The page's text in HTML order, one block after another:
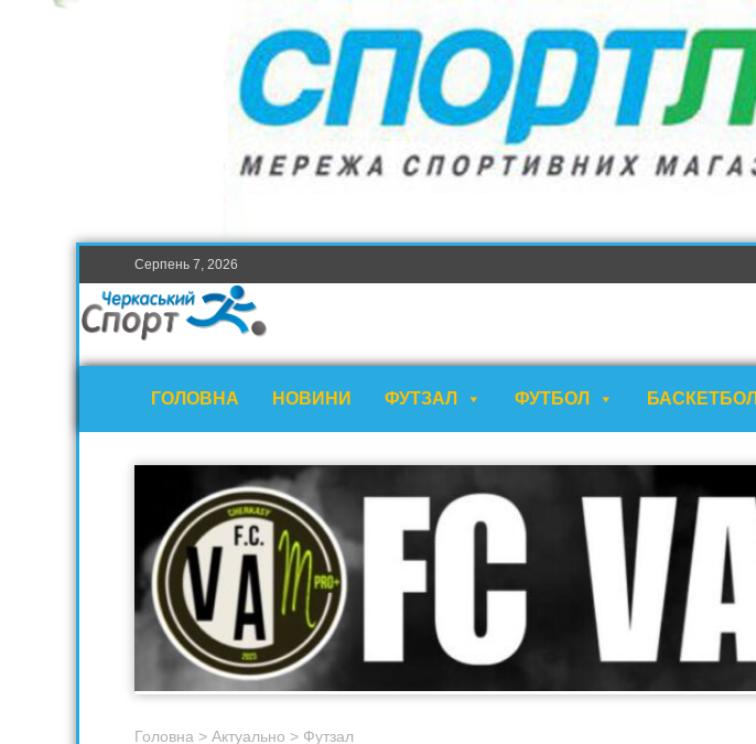
Серпень 7, 2026
ГОЛОВНА НОВИНИ ФУТЗАЛ ФУТБОЛ БАСКЕТБОЛ
Головна > Актуально > Футзал